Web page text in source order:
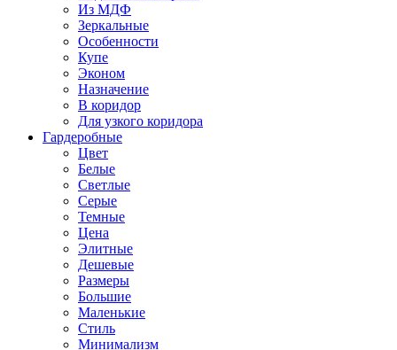
Из МДФ
Зеркальные
Особенности
Купе
Эконом
Назначение
В коридор
Для узкого коридора
Гардеробные
Цвет
Белые
Светлые
Серые
Темные
Цена
Элитные
Дешевые
Размеры
Большие
Маленькие
Стиль
Минимализм